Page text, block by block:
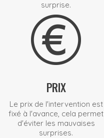
surprise.
PRIX
Le prix de l'intervention est
fixé à l'avance, cela permet
d'éviter les mauvaises
surprises.